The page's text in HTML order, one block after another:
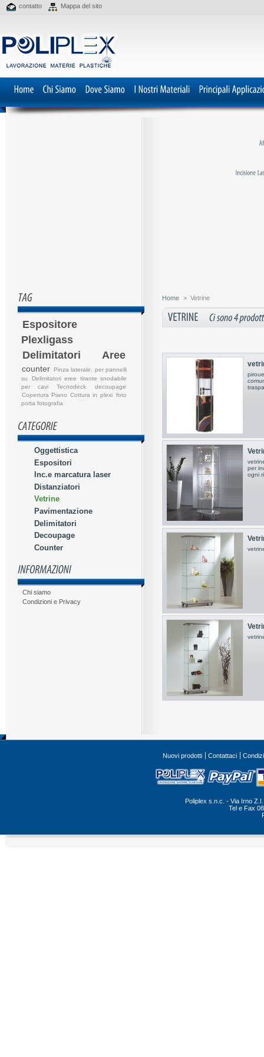
contatto Mappa del sito
Espositore
Plexligass
Delimitatori Aree
counter
Pinza laterale. per pannelli
su
Delimitatori eree
tirante snodabile
per cavi
Tecnodeck
decoupage
Copertura Piano Cottura in plexi foto
porta fotografia
Oggettistica
Espositori
Inc.e marcatura laser
Distanziatori
Vetrine
Pavimentazione
Delimitatori
Decoupage
Counter
Chi siamo
Condizioni e Privacy
Home > Vetrine
per
ogni
Nuovi prodotti Contattaci
Poliplex s.n.c. - Via Irno
Tel e Fax